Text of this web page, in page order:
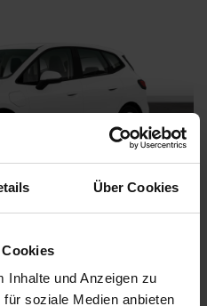
Über Cookies
Inhalte und Anzeigen zu
soziale Medien anbieten